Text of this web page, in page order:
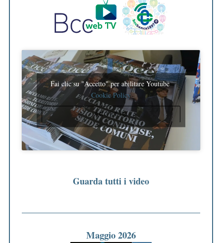
Fai clic su "Accetto" per abilitare Youtube
Cookie Policy
ACCETTO
Guarda tutti i video
Maggio 2026